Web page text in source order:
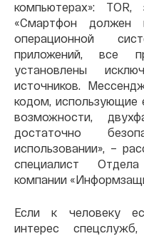
компьютерах»:
«Смартфон должен
операционной
приложений, все
установлены
источников.
кодом, использующие
возможности,
достаточно
использовании», –
специалист
компании
Если к человеку
интерес